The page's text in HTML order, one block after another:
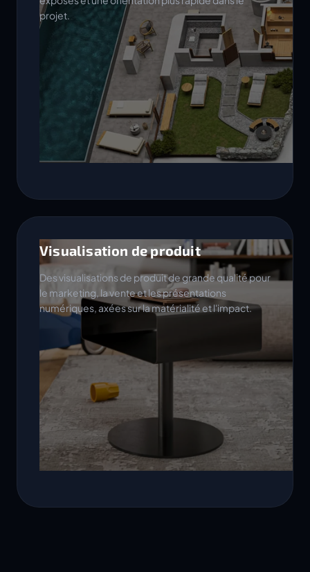
projet.
Visualisation de produit
Des visualisations de produit de grande qualité pour
le marketing, la vente et les présentations
numériques, axées sur la matérialité et l'impact.